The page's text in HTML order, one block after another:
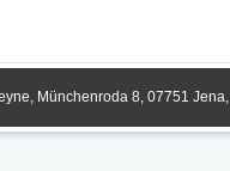
Münchenroda 8, 07751